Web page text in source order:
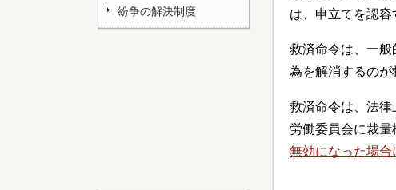
は、申立てを認容
救済命令は、一
為を解消するのが
救済命令は、法
労働委員会に裁量
無効になった場合
紛争の解決制度